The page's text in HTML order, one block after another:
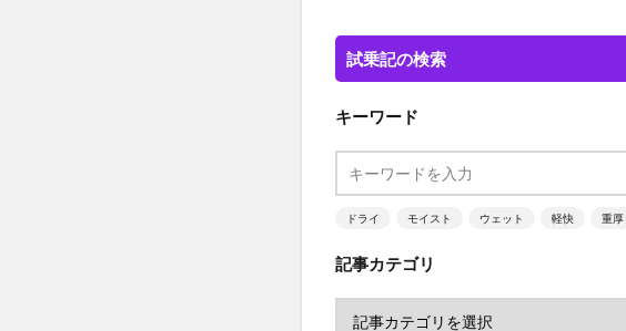
試乗記の検索
キーワード
ドライ モイスト ウェット 軽快 重厚
記事カテゴリ